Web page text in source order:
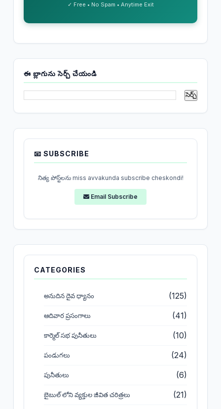
✓ Free • No Spam • Anytime Exit
ఈ బ్లాగును సెర్చ్ చేయండి
📧 SUBSCRIBE
నిత్య పోస్ట్‌లను miss avvakunda subscribe cheskondi!
Email Subscribe
CATEGORIES
అనుదిన దైవ ధ్యానం (125)
ఆదివార ప్రసంగాలు (41)
కార్మెల్ సభ పునీతులు (10)
పండుగలు (24)
పునీతులు (6)
బైబుల్ లోని వ్యక్తుల జీవిత చరిత్రలు (21)